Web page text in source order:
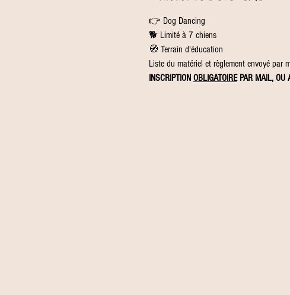
👉 Dog Dancing
🐕 Limité à 7 chiens
🧭 Terrain d'éducation
Liste du matériel et règlement envoyé par
INSCRIPTION OBLIGATOIRE PAR MAIL,